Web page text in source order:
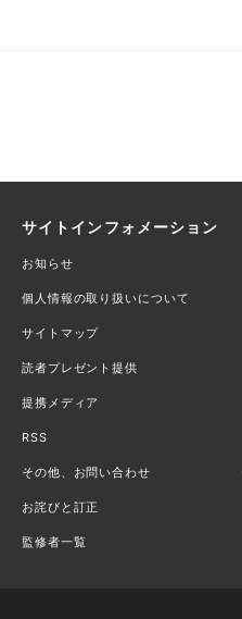
サイトインフォメーション
お知らせ
個人情報の取り扱いについて
サイトマップ
読者プレゼント提供
提携メディア
RSS
その他、お問い合わせ
お詫びと訂正
監修者一覧